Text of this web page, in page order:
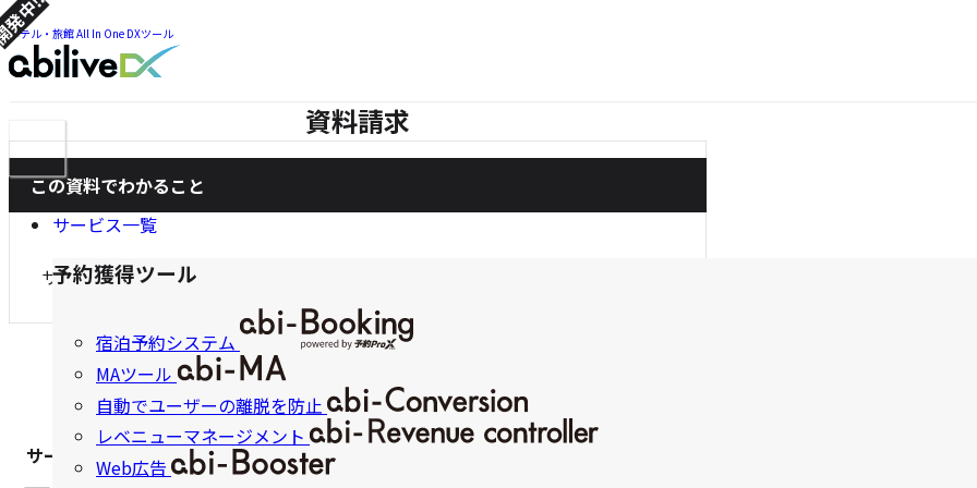
ホテル・旅館 All In One DXツール
ま
で
ジ
ン
プ
ま
で
ジ
プ
ニ
ュ
ー
ナ
ゲ
ン
サービス一覧
予約獲得ツール
宿泊予約システム
MAツール
自動でユーザーの離脱を防止
レベニューマネージメント
Web広告
中!!
資料請求
この資料でわかること
サービスの詳細解決できる課題
※全て必須項目になります。
サービスをお選びください